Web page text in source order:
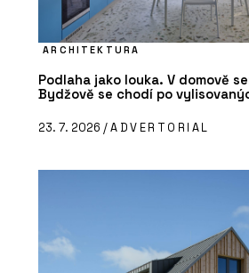
ARCHITEKTURA
Podlaha jako louka. V domově
Bydžově se chodí po
23. 7. 2026 /ADVERTORIAL